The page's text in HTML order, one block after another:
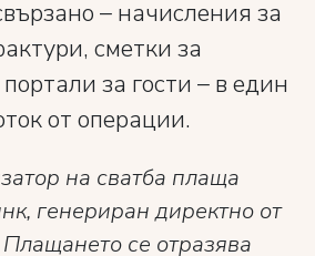
– начисления за
сметки за
за гости – в един
от операции.
на сватба плаща
генериран директно от
се отразява